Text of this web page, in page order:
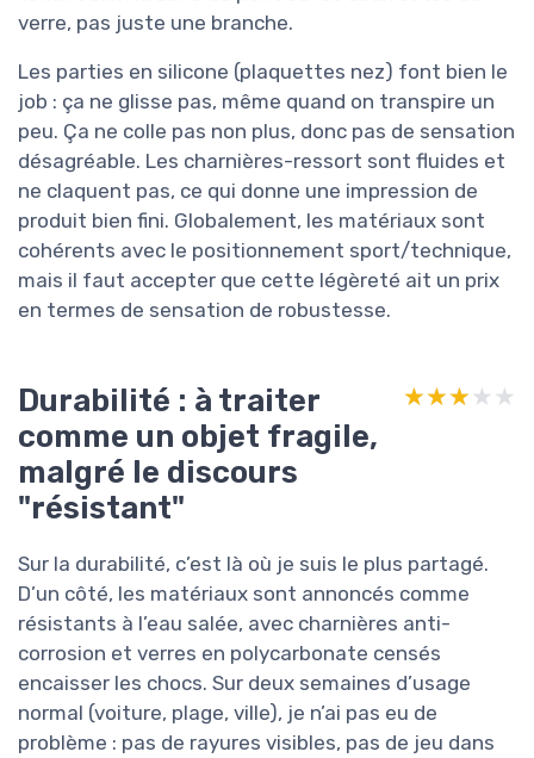
verre, pas juste une branche.
Les parties en silicone (plaquettes nez) font bien le
job : ça ne glisse pas, même quand on transpire un
peu. Ça ne colle pas non plus, donc pas de sensation
désagréable. Les charnières-ressort sont fluides et
ne claquent pas, ce qui donne une impression de
produit bien fini. Globalement, les matériaux sont
cohérents avec le positionnement sport/technique,
mais il faut accepter que cette légèreté ait un prix
en termes de sensation de robustesse.
Durabilité : à traiter
comme un objet fragile,
malgré le discours
"résistant"
★★★★★
★★★★★
Sur la durabilité, c’est là où je suis le plus partagé.
D’un côté, les matériaux sont annoncés comme
résistants à l’eau salée, avec charnières anti-
corrosion et verres en polycarbonate censés
encaisser les chocs. Sur deux semaines d’usage
normal (voiture, plage, ville), je n’ai pas eu de
problème : pas de rayures visibles, pas de jeu dans